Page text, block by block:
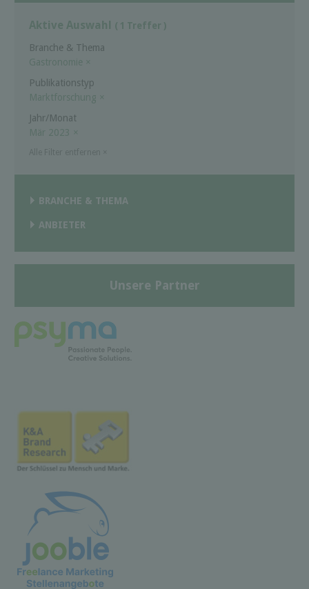
Aktive Auswahl ( 1 Treffer )
Branche & Thema
Gastronomie ×
Publikationstyp
Marktforschung ×
Jahr/Monat
Mär 2023 ×
BRANCHE & THEMA
ANBIETER
Unsere Partner